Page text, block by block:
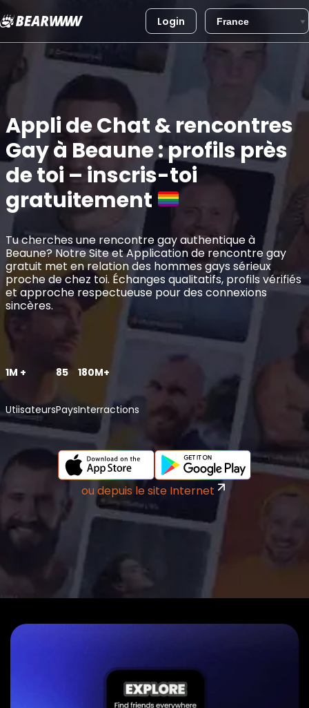
Aller
Login
Appli de Chat & rencontres
Gay à Beaune : profils près
de toi – inscris-toi
gratuitement
Tu cherches une rencontre gay authentique à
Beaune? Notre Site et Application de rencontre gay
gratuit met en relation des hommes gays sérieux
proche de chez toi. Échanges qualitatifs, profils vérifiés
et approche respectueuse pour des connexions
sincères.
1M +
Utiisateurs
85
Pays
180M+
Interractions
ou depuis le site Internet